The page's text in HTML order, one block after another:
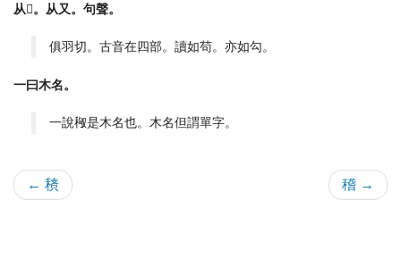
从𥝌。从又。句聲。
俱羽切。古音在四部。讀如苟。亦如勾。
一曰木名。
一說䅓是木名也。木名但謂單字。
← 䅩 稽 →